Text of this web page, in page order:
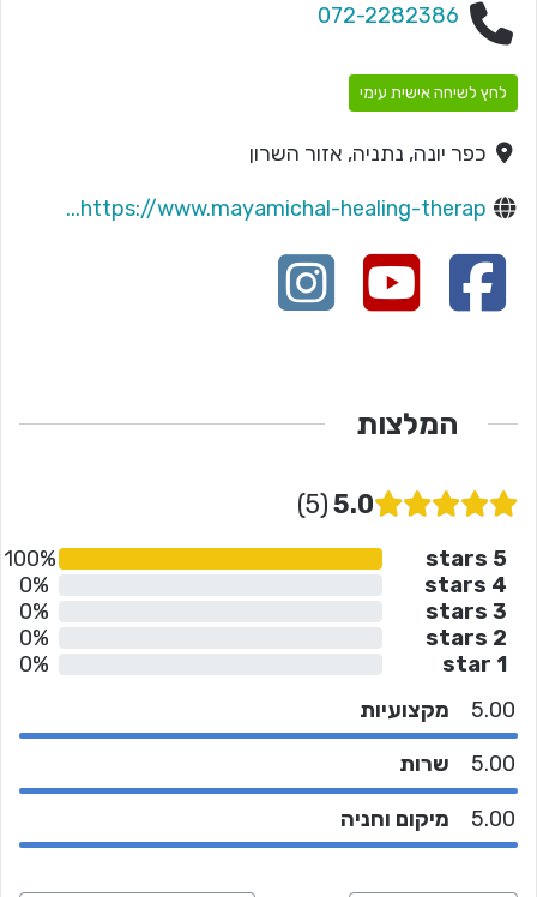
072-2282386
לחץ לשיחה אישית עימי
כפר יונה, נתניה, אזור השרון
https://www.mayamichal-healing-therap...
המלצות
5.0
5
5 stars
100%
4 stars
0%
3 stars
0%
2 stars
0%
1 star
0%
מקצועיות
5.00
שרות
5.00
מיקום וחניה
5.00